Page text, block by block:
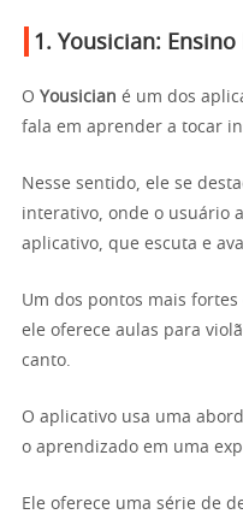
1. Yousician:
O Yousician é um dos
fala em aprender a tocar
Nesse sentido, ele se
interativo, onde o usuário
aplicativo, que escuta e
Um dos pontos mais
ele oferece aulas para
canto.
O aplicativo usa uma
o aprendizado em uma
Ele oferece uma série de